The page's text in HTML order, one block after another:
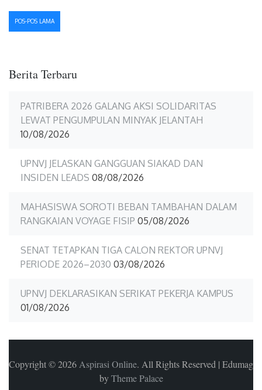
Navigasi
POS-POS LAMA
Berita Terbaru
PATRIBERA 2026 GALANG AKSI SOLIDARITAS
LEWAT PENGUMPULAN MINYAK JELANTAH
10/08/2026
UPNVJ JELASKAN GANGGUAN SIAKAD DAN
INSIDEN LEADS 08/08/2026
MAHASISWA SOROTI BEBAN TAMBAHAN DALAM
RANGKAIAN VOYAGE FISIP 05/08/2026
SENAT TETAPKAN TIGA CALON REKTOR UPNVJ
PERIODE 2026–2030 03/08/2026
UPNVJ DEKLARASIKAN SERIKAT PEKERJA KAMPUS
01/08/2026
Copyright © 2026Aspirasi Online. All Rights Reserved | Edumag
byTheme Palace